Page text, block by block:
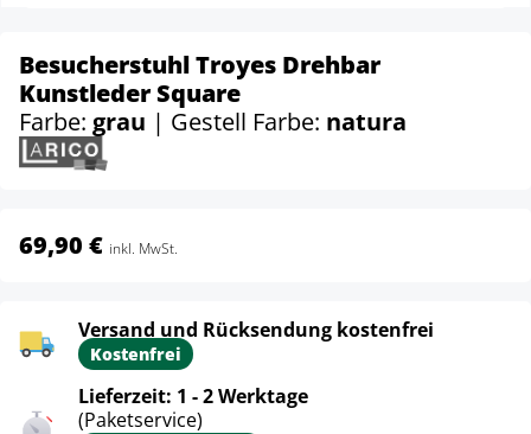
Besucherstuhl Troyes Drehbar
Kunstleder Square
Farbe: grau | Gestell Farbe: natura
69,90 € inkl. MwSt.
Versand und Rücksendung kostenfrei
Kostenfrei
Lieferzeit: 1 - 2 Werktage
(Paketservice)